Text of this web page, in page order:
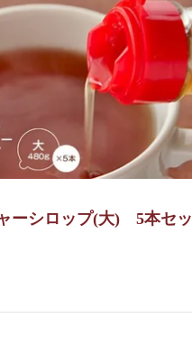
ーシロップ(大) 5本セッ